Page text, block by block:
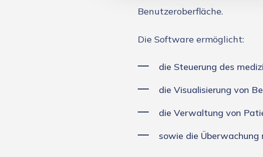
Benutzeroberfläche.
Die Software ermöglicht:
die Steuerung des
die Visualisierung von
die Verwaltung von
sowie die